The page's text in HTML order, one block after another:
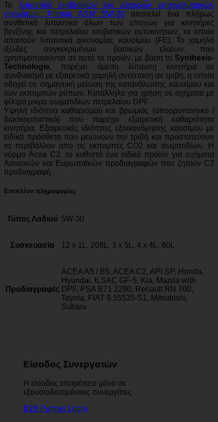
Το λιπαντικό επιβατικών και ελαφρών επαγγελματικών
οχημάτων, Primus ASM 5W-30αποτελεί ένα πλήρως
συνθετικό λιπαντικό όλων των εποχών για κινητήρες
βενζίνης και πετρελαίου επιβατικών αυτοκινήτων, τα οποία
απαιτούν λιπαντικά οικονομίας καυσίμου (FE). Το χαμηλό
ιξώδες συγκεκριμένων βασικών ελαίων που
χρησιμοποιούνται σε αυτό το προϊόν, με βάση τη Synthesis-
Technologie, παρέχει άμεση λίπανση κινητήρα σε
συνδυασμό με εξαιρετικά χαμηλή αντίσταση σε τριβή, η οποία
οδηγεί σε σημαντική μείωση της κατανάλωσης καυσίμου και
των εκπομπών ρύπων. Κατάλληλο για χρήση σε οχήματα με
φίλτρα μικρο σωματιδίων πετρελαίου DPF.
Υψηλή ιδιότητα καθαρισμού και βρωμιάς (απορρυπαντικό /
διασκορπιστικό) που παρέχει εξαιρετική καθαριότητα
κινητήρα. Εξαιρετικές ιδιότητες εξοικονόμησης καυσίμου με
ειδικά πρόσθετα που μειώνουν την τριβή και προστατεύουν
το περιβάλλον απο τις εκπομπές CO2 και σωματιδίων. Η
νόρμα Acea C2, το καθιστά ένα ειδικό προϊόν για οχήματα
Ασιατικών και Ευρωπαϊκών προδιαγραφών που ζητούν C2
προδιαγραφή.
Επιπλέον πληροφορίες
Τύπος Λαδιού 5W-30
Συσκευασία 12 x 1L, 208L, 3 x 5L, 4 x 4L, 60L
Προδιαγραφές
ACEA A5 / B5, ACEA C2, API SP, Honda,
Hyundai, ILSAC GF-5, Kia, Mazda with
DPF, PSA B71 2290, Renault RN 700,
Toyota, FIAT 9.55535-S1, Mitsubishi,
Subaru
Είσοδος Συνεργατών
Η είσοδος επιτρέπετε μόνο σε
εξουσιοδοτημένους συνεργάτες
B2B Partner Login